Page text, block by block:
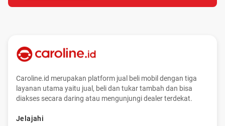
Caroline.id merupakan platform jual beli mobil dengan tiga
layanan utama yaitu jual, beli dan tukar tambah dan bisa
diakses secara daring atau mengunjungi dealer terdekat.
Jelajahi